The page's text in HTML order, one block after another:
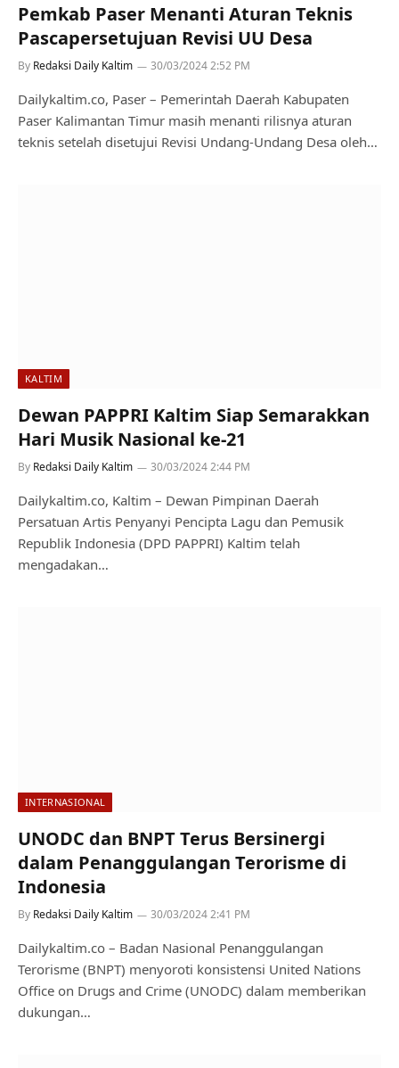
Pemkab Paser Menanti Aturan Teknis
Pascapersetujuan Revisi UU Desa
By Redaksi Daily Kaltim 30/03/2024 2:52 PM
Dailykaltim.co, Paser – Pemerintah Daerah Kabupaten
Paser Kalimantan Timur masih menanti rilisnya aturan
teknis setelah disetujui Revisi Undang-Undang Desa oleh…
KALTIM
Dewan PAPPRI Kaltim Siap Semarakkan
Hari Musik Nasional ke-21
By Redaksi Daily Kaltim 30/03/2024 2:44 PM
Dailykaltim.co, Kaltim – Dewan Pimpinan Daerah
Persatuan Artis Penyanyi Pencipta Lagu dan Pemusik
Republik Indonesia (DPD PAPPRI) Kaltim telah
mengadakan…
INTERNASIONAL
UNODC dan BNPT Terus Bersinergi
dalam Penanggulangan Terorisme di
Indonesia
By Redaksi Daily Kaltim 30/03/2024 2:41 PM
Dailykaltim.co – Badan Nasional Penanggulangan
Terorisme (BNPT) menyoroti konsistensi United Nations
Office on Drugs and Crime (UNODC) dalam memberikan
dukungan…